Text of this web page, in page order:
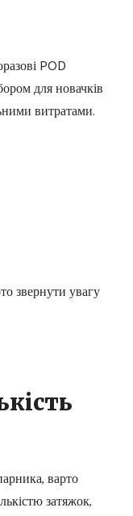
POD
для новачків
витратами.
звернути увагу
варто
затяжок,